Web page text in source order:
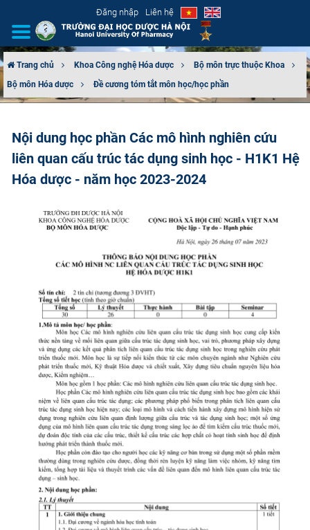
Đăng nhập Liên hệ
GIỚI THIỆU
TUYỂN SINH
ĐẢM BẢO CHẤT LƯỢNG
KHOA HỌC CÔNG NGHỆ
HTQT
CỰU NGƯỜI HỌC
Trang chủ Khoa Công nghệ Hóa dược
Bộ môn trực thuộc Khoa
Bộ môn Hóa dược
Đề cương tóm tắt môn học/học phần
Nội dung học phần Các mô hình nghiên cứu
liên quan cấu trúc tác dụng sinh học - H1K1 Hệ
Hóa dược - năm học 2023-2024